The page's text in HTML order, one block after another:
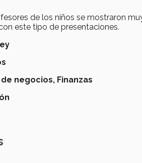
de los niños se mostraron
este tipo de presentaciones.
de negocios, Finanzas